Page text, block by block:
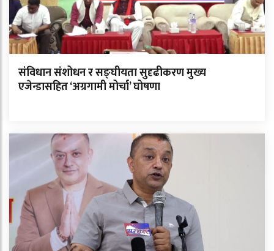
संविधान संशोधन र सङ्घीयता सुदृढीकरण मुख्य
एजेन्डासहित ‘अग्रगामी मोर्चा’ घोषणा